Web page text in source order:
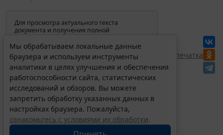
Для просмотра актуального текста
документа и получения полной
изменениях и порядке применения
документа, воспользуйтесь поиском в
Интернет-версии системы ГАРАНТ:
Перепечатка
Мы обрабатываем локальные данные
браузера и используем инструменты
аналитики в целях улучшения и обеспечения
работоспособности сайта, статистических
исследований и обзоров. Вы можете
запретить обработку указанных данных в
настройках браузера. Пожалуйста,
ознакомьтесь с условиями их обработки.